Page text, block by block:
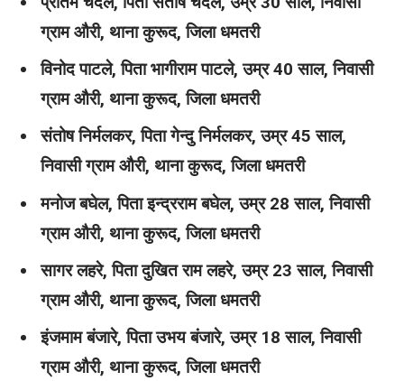
ग्राम औरी, थाना कुरूद, जिला धमतरी
विनोद पाटले, पिता भागीराम पाटले, उम्र 40 साल, निवासी
ग्राम औरी, थाना कुरूद, जिला धमतरी
संतोष निर्मलकर, पिता गेन्दु निर्मलकर, उम्र 45 साल,
निवासी ग्राम औरी, थाना कुरूद, जिला धमतरी
मनोज बघेल, पिता इन्द्रराम बघेल, उम्र 28 साल, निवासी
ग्राम औरी, थाना कुरूद, जिला धमतरी
सागर लहरे, पिता दुखित राम लहरे, उम्र 23 साल, निवासी
ग्राम औरी, थाना कुरूद, जिला धमतरी
इंजमाम बंजारे, पिता उभय बंजारे, उम्र 18 साल, निवासी
ग्राम औरी, थाना कुरूद, जिला धमतरी